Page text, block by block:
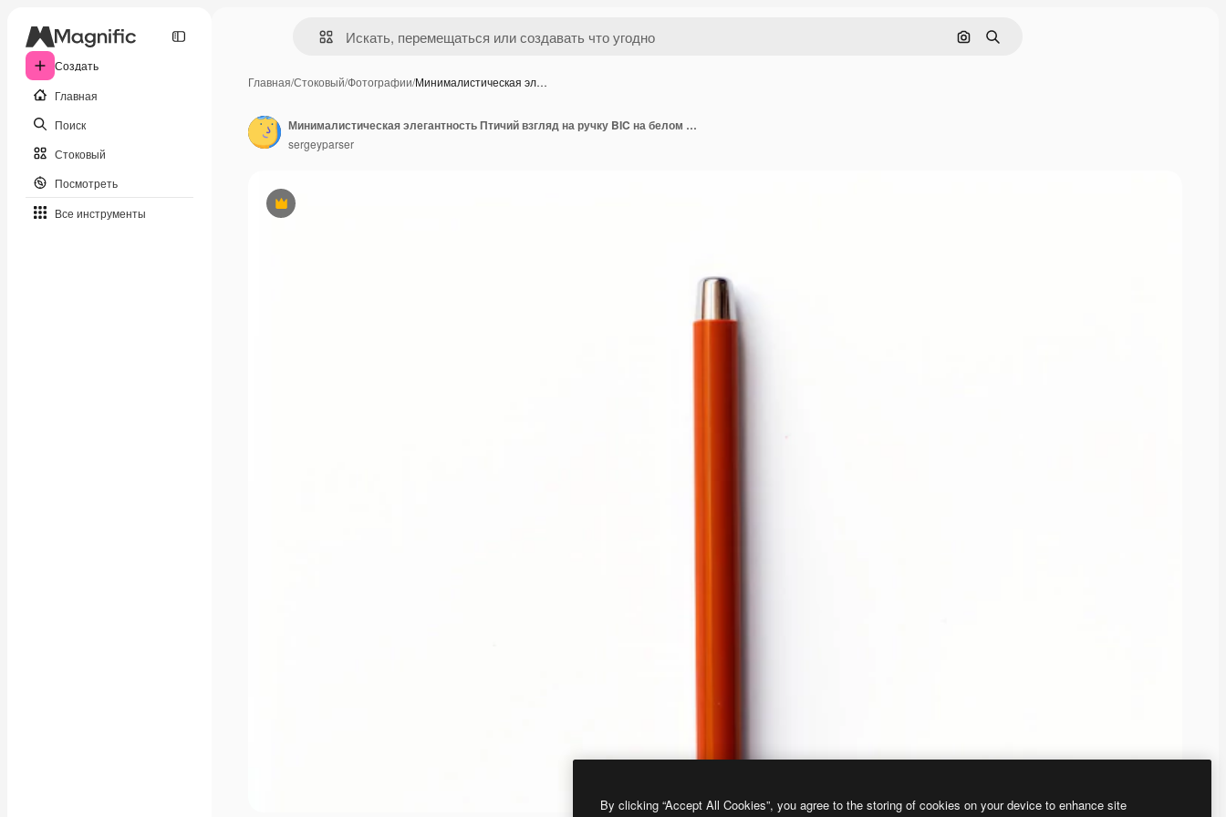
Создать
Главная
Поиск
Стоковый
Посмотреть
Все инструменты
Поиск по изображению
Поиск
Главная/Стоковый/Фотографии/Минималистическая эл…
Премиум
Минималистическая элегантность Птичий взгляд на ручку BIC на белом фоне
sergeyparser
By clicking “Accept All Cookies”, you agree to the storing of cookies on your device to enhance site